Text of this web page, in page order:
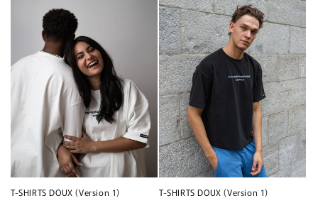
T-SHIRTS DOUX (Version 1) T-SHIRTS DOUX (Version 1)